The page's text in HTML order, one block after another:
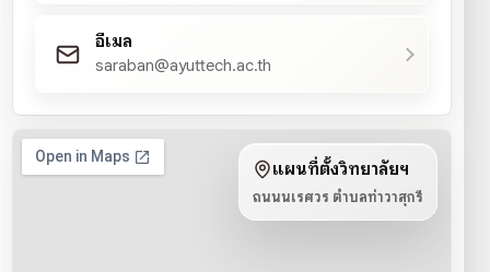
อีเมล
saraban@ayuttech.ac.th
แผนที่ตั้งวิทยาลัยฯ
ถนนนเรศวร ตำบลท่าวาสุกรี